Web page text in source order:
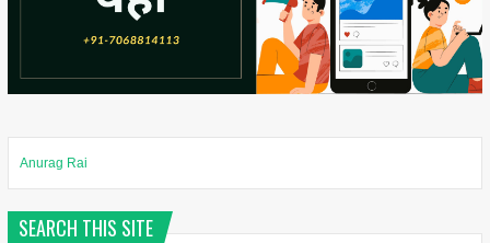
Anurag Rai
SEARCH THIS SITE